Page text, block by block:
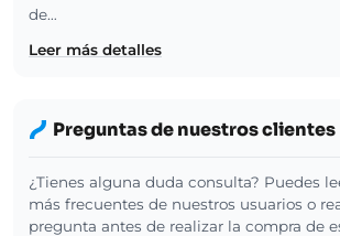
de…
Leer más detalles
Preguntas de nuestros clientes
¿Tienes alguna duda consulta? Puedes
más frecuentes de nuestros usuarios o
pregunta antes de realizar la compra de